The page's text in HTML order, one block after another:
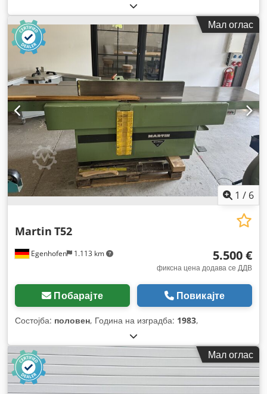
Мал оглас
1 / 6
Egenhofen 1.113 km
Martin T52
5.500 €
фиксна цена додава се ДДВ
Побарајте Повикајте
Состојба: половен, Година на изградба: 1983,
Мал оглас